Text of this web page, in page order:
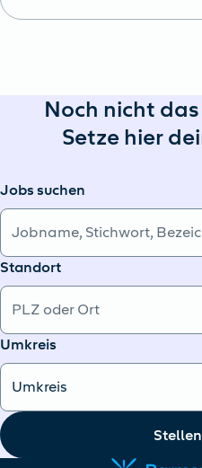
Noch nicht
Setze hier
Jobs suchen
Standort
Umkreis